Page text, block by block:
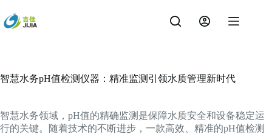
过
内
智慧水务pH值检测仪器：精准监测引领水质管理新时代
智慧水务领域，pH值的精确监测是保障水质安全和设备稳定运
行的关键。随着技术的不断进步，一款高效、精准的pH值检测